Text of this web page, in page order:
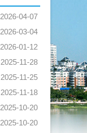
2026-04-07
2026-03-04
2026-01-12
2025-11-28
2025-11-25
2025-11-18
2025-10-20
2025-10-20